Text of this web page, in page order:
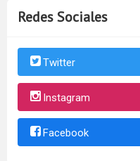
Redes Sociales
Twitter
Instagram
Facebook